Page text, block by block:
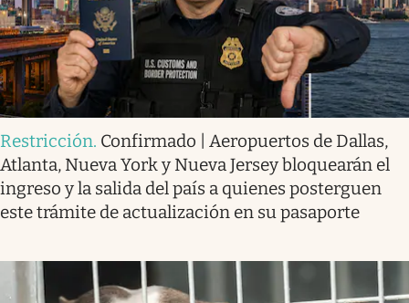
Restricción. Confirmado | Aeropuertos de Dallas,
Atlanta, Nueva York y Nueva Jersey bloquearán el
ingreso y la salida del país a quienes posterguen
este trámite de actualización en su pasaporte